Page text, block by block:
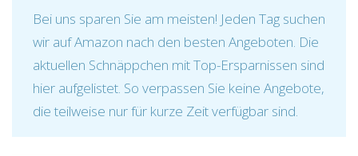
Bei uns sparen Sie am meisten! Jeden Tag suchen
wir auf Amazon nach den besten Angeboten. Die
aktuellen Schnäppchen mit Top-Ersparnissen sind
hier aufgelistet. So verpassen Sie keine Angebote,
die teilweise nur für kurze Zeit verfügbar sind.